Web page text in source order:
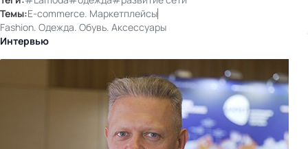
Темы:E-commerce. Маркетплейсы
Fashion. Одежда. Обувь. Аксессуары
Интервью